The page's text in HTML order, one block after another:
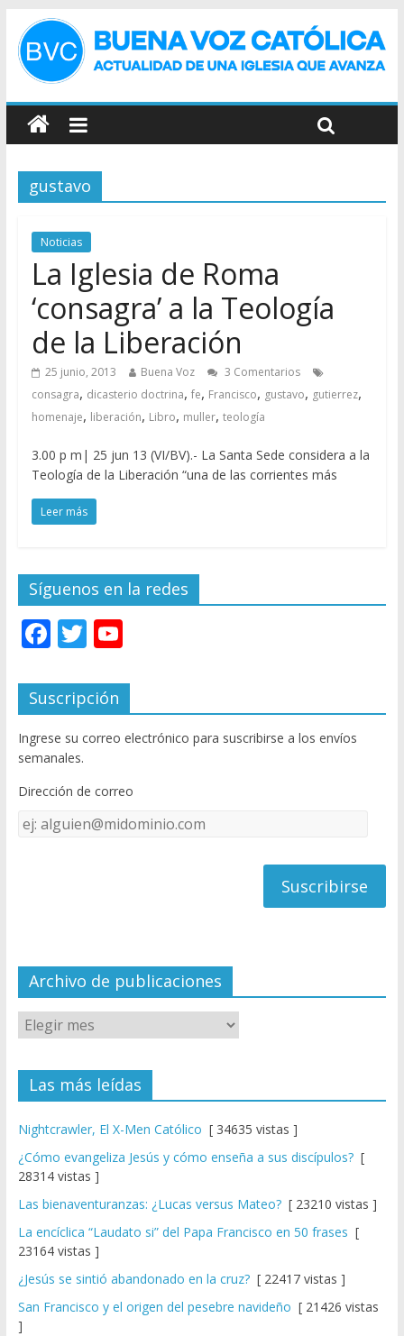
gustavo
Noticias
La Iglesia de Roma
‘consagra’ a la Teología
de la Liberación
25 junio, 2013 Buena Voz
3 Comentarios
consagra, dicasterio doctrina, fe, Francisco, gustavo, gutierrez,
homenaje, liberación, Libro, muller, teología
3.00 p m| 25 jun 13 (VI/BV).- La Santa Sede considera a la
Teología de la Liberación “una de las corrientes más
Leer más
Síguenos en la redes
F
e
b
o
o
k
T
itt
er
Y
u
T
u
e
C
el
Suscripción
Ingrese su correo electrónico para suscribirse a los envíos
semanales.
Dirección de correo
Dirección
de
Archivo de publicaciones
Las más leídas
Nightcrawler, El X-Men Católico [ 34635 vistas ]
¿Cómo evangeliza Jesús y cómo enseña a sus discípulos?[
28314 vistas ]
Las bienaventuranzas: ¿Lucas versus Mateo?[ 23210 vistas ]
La encíclica “Laudato si” del Papa Francisco en 50 frases [
23164 vistas ]
¿Jesús se sintió abandonado en la cruz?[ 22417 vistas ]
San Francisco y el origen del pesebre navideño [ 21426 vistas
]